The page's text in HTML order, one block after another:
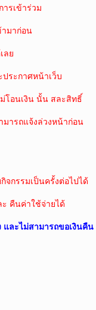
รเข้าร่วม
มาก่อน
ลย
ระกาศหน้าเว็บ
โอนเงิน นั้น สละสิทธิ์
มารถแจ้งล่วงหน้าก่อน
จกรรมเป็นครั้งต่อไปได้
คืนค่าใช้จ่ายได้
และไม่สามารถขอเงินคืน